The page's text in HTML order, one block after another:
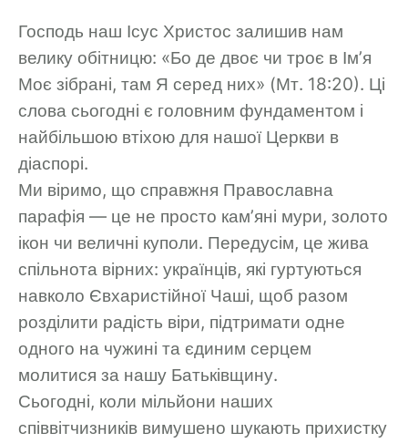
Господь наш Ісус Христос залишив нам
велику обітницю: «Бо де двоє чи троє в Ім’я
Моє зібрані, там Я серед них» (Мт. 18:20). Ці
слова сьогодні є головним фундаментом і
найбільшою втіхою для нашої Церкви в
діаспорі.
Ми віримо, що справжня Православна
парафія — це не просто кам’яні мури, золото
ікон чи величні куполи. Передусім, це жива
спільнота вірних: українців, які гуртуються
навколо Євхаристійної Чаші, щоб разом
розділити радість віри, підтримати одне
одного на чужині та єдиним серцем
молитися за нашу Батьківщину.
Сьогодні, коли мільйони наших
співвітчизників вимушено шукають прихистку